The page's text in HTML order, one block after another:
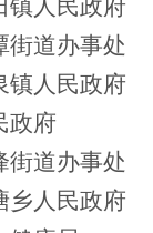
镇人民政府
街道办事处
镇人民政府
政府
街道办事处
乡人民政府